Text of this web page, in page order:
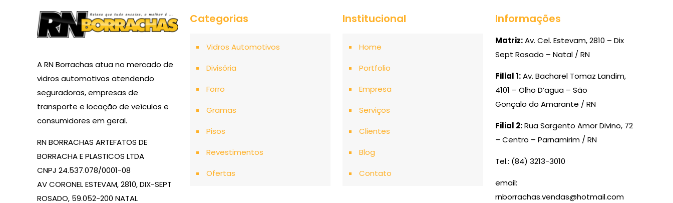
A RN Borrachas atua no mercado de
vidros automotivos atendendo
seguradoras, empresas de
transporte e locação de veículos e
consumidores em geral.
RN BORRACHAS ARTEFATOS DE
BORRACHA E PLASTICOS LTDA
CNPJ 24.537.078/0001-08
AV CORONEL ESTEVAM, 2810, DIX-SEPT
ROSADO, 59.052-200 NATAL
Categorias
Vidros Automotivos
Divisória
Forro
Gramas
Pisos
Revestimentos
Ofertas
Institucional
Home
Portfolio
Empresa
Serviços
Clientes
Blog
Contato
Informações
Matriz:Av. Cel. Estevam, 2810 – Dix
Sept Rosado – Natal / RN
Filial 1:Av. Bacharel Tomaz Landim,
4101 – Olho D’agua – São
Gonçalo do Amarante / RN
Filial 2:Rua Sargento Amor Divino, 72
– Centro – Parnamirim / RN
Tel.: (84) 3213-3010
email:
rnborrachas.vendas@hotmail.com